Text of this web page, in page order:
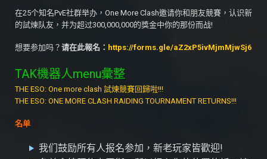
在25个知名PvE社群举办，One More Clash邀请你和朋友競賽，认识新
的試煉队友，并为超过300,000,000的獎金中你的那份而战!
想要参加吗？ 请在此報名： https://forms.gle/aZ2xP5ivMjmMjwSj6
TAK機器人menu彙整
THE ESO: One more clash 試煉競賽回歸啦!!!
THE ESO: ONE MORE CLASH RAIDING TOURNAMENT RETURNS!!!
名单
我们鼓励所有人报名参加，新老玩家皆歡迎!